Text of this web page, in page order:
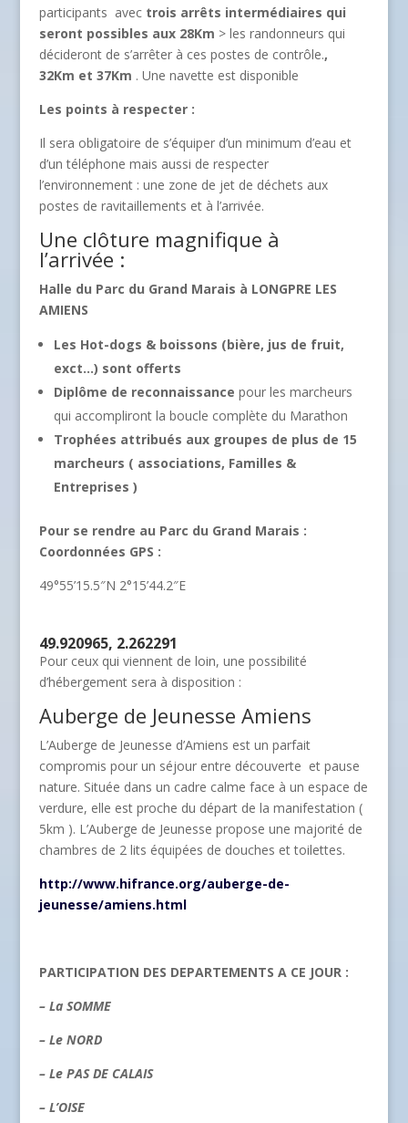
participants avec trois arrêts intermédiaires qui
seront possibles aux 28Km > les randonneurs qui
décideront de s’arrêter à ces postes de contrôle.,
32Km et 37Km . Une navette est disponible
Les points à respecter :
Il sera obligatoire de s’équiper d’un minimum d’eau et
d’un téléphone mais aussi de respecter
l’environnement : une zone de jet de déchets aux
postes de ravitaillements et à l’arrivée.
Une clôture magnifique à
l’arrivée :
Halle du Parc du Grand Marais à LONGPRE LES
AMIENS
Les Hot-dogs & boissons (bière, jus de fruit,
exct…) sont offerts
Diplôme de reconnaissance pour les marcheurs
qui accompliront la boucle complète du Marathon
Trophées attribués aux groupes de plus de 15
marcheurs ( associations, Familles &
Entreprises )
Pour se rendre au Parc du Grand Marais :
Coordonnées GPS :
49°55’15.5″N 2°15’44.2″E
49.920965, 2.262291
Pour ceux qui viennent de loin, une possibilité
d’hébergement sera à disposition :
Auberge de Jeunesse Amiens
L’Auberge de Jeunesse d’Amiens est un parfait
compromis pour un séjour entre découverte et pause
nature. Située dans un cadre calme face à un espace de
verdure, elle est proche du départ de la manifestation (
5km ). L’Auberge de Jeunesse propose une majorité de
chambres de 2 lits équipées de douches et toilettes.
http://www.hifrance.org/auberge-de-
jeunesse/amiens.html
PARTICIPATION DES DEPARTEMENTS A CE JOUR :
–La SOMME
– Le NORD
– Le PAS DE CALAIS
– L’OISE